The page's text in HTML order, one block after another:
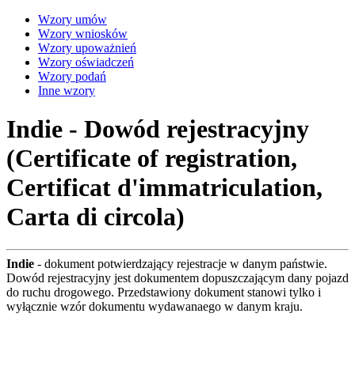
Wzory umów
Wzory wniosków
Wzory upoważnień
Wzory oświadczeń
Wzory podań
Inne wzory
Indie - Dowód rejestracyjny
(Certificate of registration,
Certificat d'immatriculation,
Carta di circola)
Indie - dokument potwierdzający rejestracje w danym państwie.
Dowód rejestracyjny jest dokumentem dopuszczającym dany pojazd
do ruchu drogowego. Przedstawiony dokument stanowi tylko i
wyłącznie wzór dokumentu wydawanaego w danym kraju.